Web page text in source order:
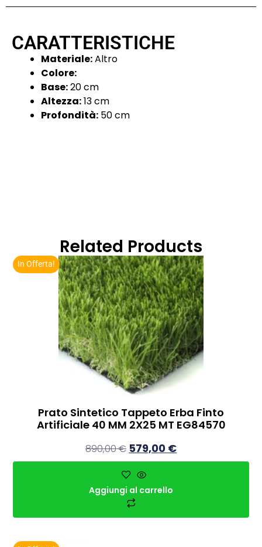
CARATTERISTICHE
Materiale:Altro
Colore:
Base:20 cm
Altezza:13 cm
Profondità: 50 cm
Related Products
In Offerta!
Prato Sintetico Tappeto Erba Finto
Artificiale 40 MM 2X25 MT EG84570
890,00€ 579,00 €
Aggiungi al carrello